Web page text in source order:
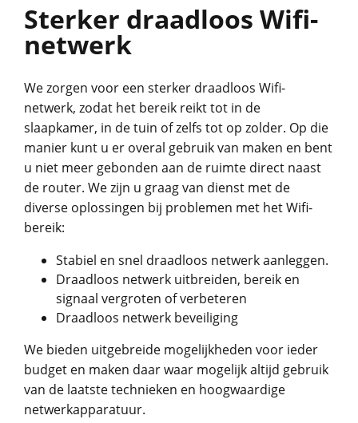
Sterker draadloos Wifi-
netwerk
We zorgen voor een sterker draadloos Wifi-
netwerk, zodat het bereik reikt tot in de
slaapkamer, in de tuin of zelfs tot op zolder. Op die
manier kunt u er overal gebruik van maken en bent
u niet meer gebonden aan de ruimte direct naast
de router. We zijn u graag van dienst met de
diverse oplossingen bij problemen met het Wifi-
bereik:
Stabiel en snel draadloos netwerk aanleggen.
Draadloos netwerk uitbreiden, bereik en
signaal vergroten of verbeteren
Draadloos netwerk beveiliging
We bieden uitgebreide mogelijkheden voor ieder
budget en maken daar waar mogelijk altijd gebruik
van de laatste technieken en hoogwaardige
netwerkapparatuur.